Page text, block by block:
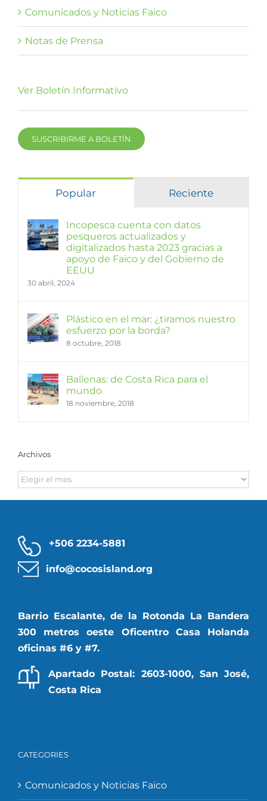
Comunicados y Noticias Faico
Notas de Prensa
Ver Boletín Informativo
SUSCRIBIRME A BOLETÍN
Popular Reciente
Incopesca cuenta con datos
pesqueros actualizados y
digitalizados hasta 2023 gracias a
apoyo de Faico y del Gobierno de
EEUU
30 abril, 2024
Plástico en el mar: ¿tiramos nuestro
esfuerzo por la borda?
8 octubre, 2018
Ballenas: de Costa Rica para el
mundo
18 noviembre, 2018
Archivos
Archivos
+506 2234-5881
info@cocosisland.org
Barrio Escalante, de la Rotonda La Bandera
300 metros oeste Oficentro Casa Holanda
oficinas #6 y #7.
Apartado Postal: 2603-1000, San José,
Costa Rica
CATEGORIES
Comunicados y Noticias Faico